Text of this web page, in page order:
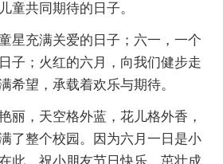
童共同期待的日子。
星充满关爱的日子；六一，一个
子；火红的六月，向我们健步走
希望，承载着欢乐与期待。
丽，天空格外蓝，花儿格外香，
了整个校园。因为六月一日是小